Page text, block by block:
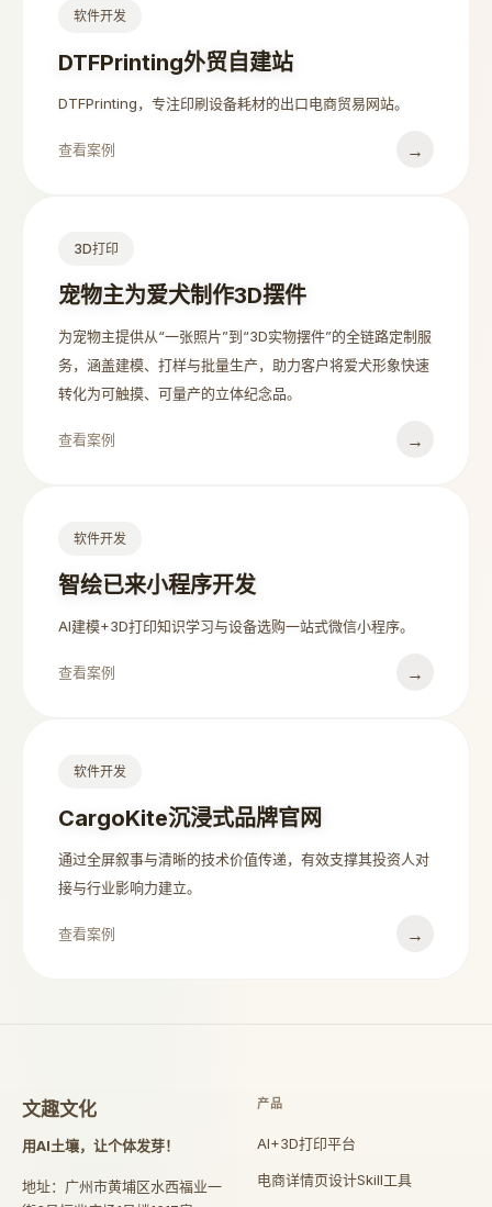
软件开发
DTFPrinting外贸自建站
DTFPrinting，专注印刷设备耗材的出口电商贸易网站。
查看案例 →
3D打印
宠物主为爱犬制作3D摆件
为宠物主提供从“一张照片”到“3D实物摆件”的全链路定制服
务，涵盖建模、打样与批量生产，助力客户将爱犬形象快速
转化为可触摸、可量产的立体纪念品。
查看案例 →
软件开发
智绘已来小程序开发
AI建模+3D打印知识学习与设备选购一站式微信小程序。
查看案例 →
软件开发
CargoKite沉浸式品牌官网
通过全屏叙事与清晰的技术价值传递，有效支撑其投资人对
接与行业影响力建立。
查看案例 →
文趣文化
用AI土壤，让个体发芽！
地址：广州市黄埔区水西福业一
产品
AI+3D打印平台
电商详情页设计Skill工具